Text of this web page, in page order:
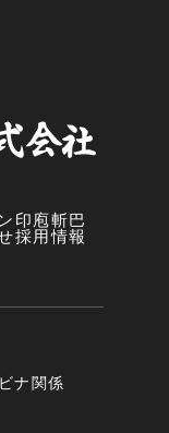
印 庖斬巴
採用情報
ナ関係